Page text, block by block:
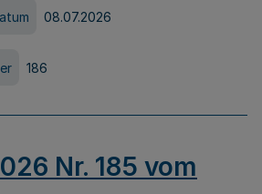
08.07.2026
186
Nr. 185 vom